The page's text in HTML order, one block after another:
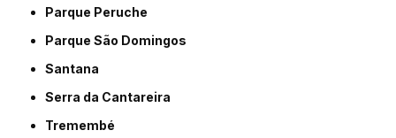
Parque Peruche
Parque São Domingos
Santana
Serra da Cantareira
Tremembé